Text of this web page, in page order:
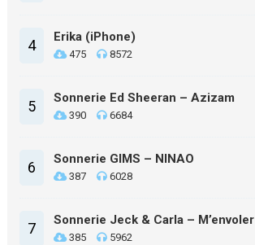
4 Erika (iPhone)
475 8572
5 Sonnerie Ed Sheeran – Azizam
390 6684
6 Sonnerie GIMS – NINAO
387 6028
7 Sonnerie Jeck & Carla – M’envoler
385 5962